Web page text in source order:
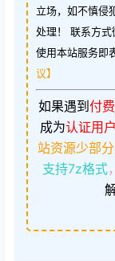
立场，如不慎侵
处理！ 联系方
使用本站服务即
议】
如果遇到 付费
成为认证用户
站资源少部
支持7z格式